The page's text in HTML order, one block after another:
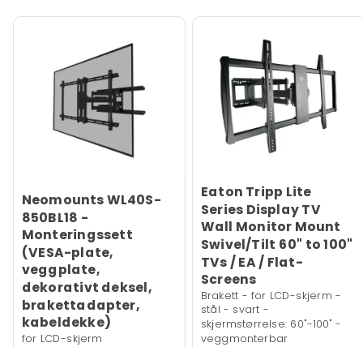
Neomounts WL40S-
850BL18 -
Monteringssett
(VESA-plate,
veggplate,
dekorativt deksel,
brakettadapter,
kabeldekke)
for LCD-skjerm
Eaton Tripp Lite
Series Display TV
Wall Monitor Mount
Swivel/Tilt 60" to 100"
TVs / EA / Flat-
Screens
Brakett - for LCD-skjerm -
stål - svart -
skjermstørrelse: 60"-100" -
veggmonterbar